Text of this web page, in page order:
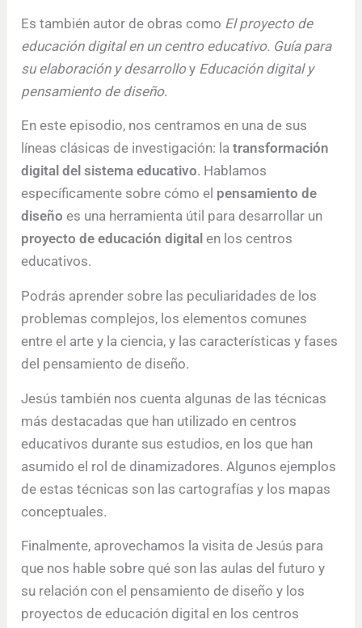
Es también autor de obras como El proyecto de
educación digital en un centro educativo. Guía para
su elaboración y desarrolloy Educación digital y
pensamiento de diseño.
En este episodio, nos centramos en una de sus
líneas clásicas de investigación: latransformación
digital del sistema educativo. Hablamos
específicamente sobre cómo el pensamiento de
diseño es una herramienta útil para desarrollar un
proyecto de educación digital en los centros
educativos.
Podrás aprender sobre las peculiaridades de los
problemas complejos, los elementos comunes
entre el arte y la ciencia, y las características y fases
del pensamiento de diseño.
Jesús también nos cuenta algunas de las técnicas
más destacadas que han utilizado en centros
educativos durante sus estudios, en los que han
asumido el rol de dinamizadores. Algunos ejemplos
de estas técnicas son las cartografías y los mapas
conceptuales.
Finalmente, aprovechamos la visita de Jesús para
que nos hable sobre qué son las aulas del futuro y
su relación con el pensamiento de diseño y los
proyectos de educación digital en los centros